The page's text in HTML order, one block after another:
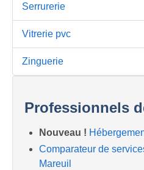
Serrurerie
Vitrerie pvc
Zinguerie
Professionnels
Nouveau !
Comparateur de
Mareuil